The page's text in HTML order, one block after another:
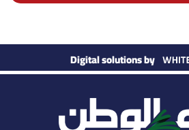
Digital solutions by